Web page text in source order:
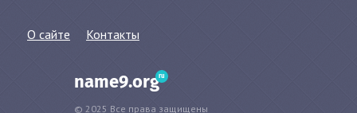
О сайте Контакты
name9.orgru
© 2025 Все права защищены